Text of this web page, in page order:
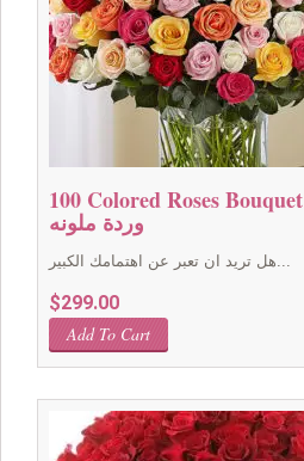
100 Colored Roses Bouquet باقه 100
وردة ملونه
هل تريد ان تعبر عن اهتمامك الكبير...
$299.00
Add To Cart